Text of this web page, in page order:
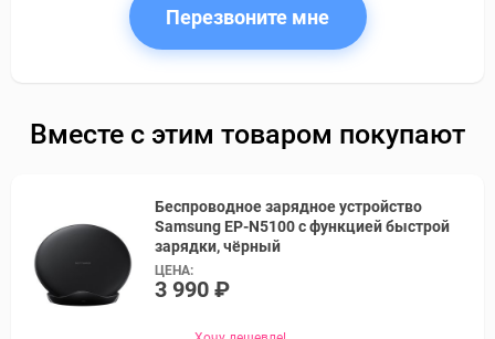
Перезвоните мне
Вместе с этим товаром покупают
Беспроводное зарядное устройство
Samsung EP-N5100 с функцией быстрой
зарядки, чёрный
ЦЕНА:
3 990 ₽